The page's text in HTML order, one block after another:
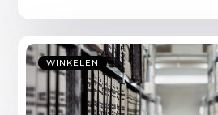
WINKELEN